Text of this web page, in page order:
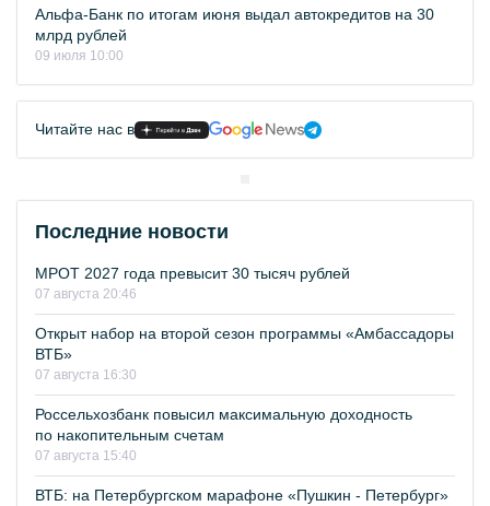
Альфа-Банк по итогам июня выдал автокредитов на 30
млрд рублей
09 июля 10:00
Читайте нас в
Последние новости
МРОТ 2027 года превысит 30 тысяч рублей
07 августа 20:46
Открыт набор на второй сезон программы «Амбассадоры
ВТБ»
07 августа 16:30
Россельхозбанк повысил максимальную доходность
по накопительным счетам
07 августа 15:40
ВТБ: на Петербургском марафоне «Пушкин - Петербург»